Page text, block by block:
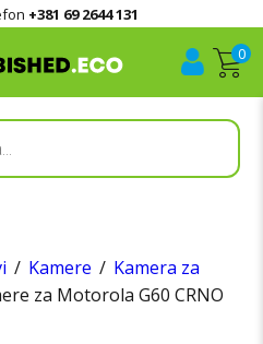
+381 69 2644 131
0
/ Kamere / Kamera za
za Motorola G60 CRNO